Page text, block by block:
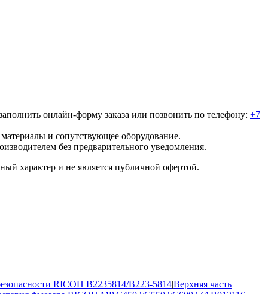
онлайн-форму заказа или позвонить по телефону: +7
и сопутствующее оборудование.
без предварительного уведомления.
характер и не является публичной офертой.
RICOH B2235814/B223-5814|Верхняя часть